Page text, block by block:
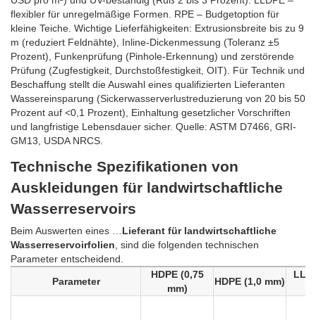
flexibler für unregelmäßige Formen. RPE – Budgetoption für
kleine Teiche. Wichtige Lieferfähigkeiten: Extrusionsbreite bis zu 9
m (reduziert Feldnähte), Inline-Dickenmessung (Toleranz ±5
Prozent), Funkenprüfung (Pinhole-Erkennung) und zerstörende
Prüfung (Zugfestigkeit, Durchstoßfestigkeit, OIT). Für Technik und
Beschaffung stellt die Auswahl eines qualifizierten Lieferanten
Wassereinsparung (Sickerwasserverlustreduzierung von 20 bis 50
Prozent auf <0,1 Prozent), Einhaltung gesetzlicher Vorschriften
und langfristige Lebensdauer sicher. Quelle: ASTM D7466, GRI-
GM13, USDA NRCS.
Technische Spezifikationen von
Auskleidungen für landwirtschaftliche
Wasserreservoirs
Beim Auswerten eines … Lieferant für landwirtschaftliche
Wasserreservoirfolien , sind die folgenden technischen
Parameter entscheidend.
Parameter
HDPE (0,75
mm)
HDPE (1,0 mm)